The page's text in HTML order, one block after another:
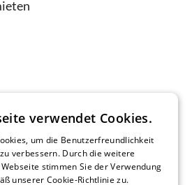
verwendet Cookies.
um die Benutzerfreundlichkeit
verbessern. Durch die weitere
stimmen Sie der Verwendung
unserer Cookie-Richtlinie zu.